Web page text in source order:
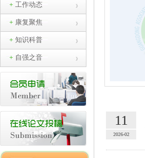
+ 工作动态
+ 康复聚焦
+ 知识科普
+ 自强之音
11
2026-02